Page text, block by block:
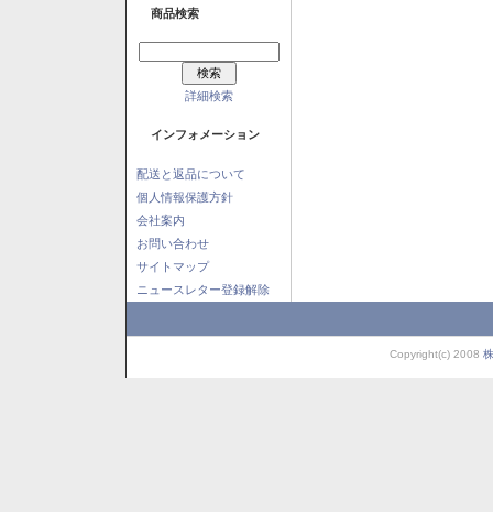
商品検索
詳細検索
インフォメーション
配送と返品について
個人情報保護方針
会社案内
お問い合わせ
サイトマップ
ニュースレター登録解除
Copyright(c) 2008